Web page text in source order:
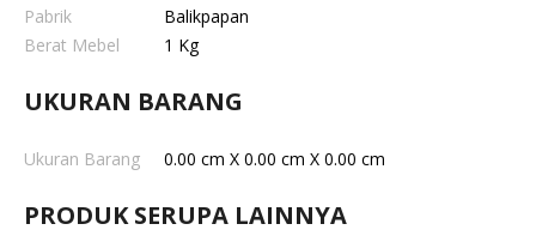
Pabrik
Balikpapan
Berat Mebel
1 Kg
UKURAN BARANG
Ukuran Barang 0.00 cm X 0.00 cm X 0.00 cm
PRODUK SERUPA LAINNYA